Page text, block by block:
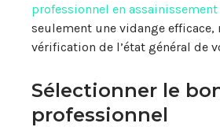
professionnel en assainissement
seulement une vidange efficace,
vérification de l’état général de
Sélectionner le
professionnel